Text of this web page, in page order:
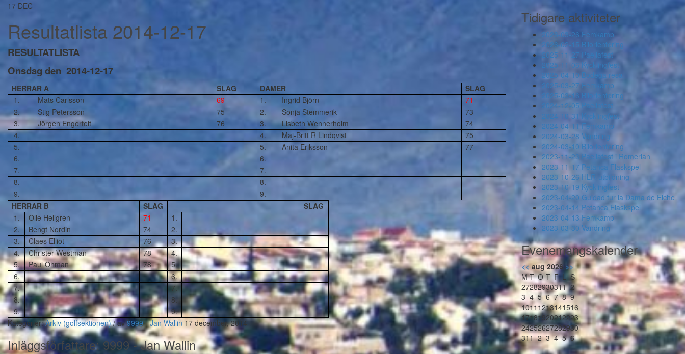
17 DEC
Resultatlista 2014-12-17
RESULTATLISTA
Onsdag den 2014-12-17
HERRAR A SLAG DAMER
SLAG
1.
Mats Carlsson 69 1. Ingrid Björn
71
2.
Stig Petersson 75 2. Sonja Stemmerik
73
3.
Jörgen Engerfelt 76 3. Lisbeth Wennerholm
74
4.
4. Maj-Britt R Lindqvist
75
5.
5. Anita Eriksson
77
6.
6.
7.
7.
8.
8.
9.
9.
HERRAR B
SLAG
SLAG
1.
Olle Hellgren 71
1.
2.
Bengt Nordin 74
2.
3.
Claes Elliot 76
3.
4.
Christer Westman 78
4.
5.
Paul Öhman 78
5.
6.
6.
7.
7.
8.
8.
9.
9.
Kategorier:Arkiv (golfsektionen) /av9999 - Jan Wallin 17 december, 2014
Inläggsförfattare:9999 - Jan Wallin
Tidigare aktiviteter
2026-03-26 Femkamp
2026-02-15 Bilorientering
2025-11-27 Paellafest
2025-11-06 Kycklingfest
2025-04-10 Bodega resa
2025-03-27 Femkamp
2025-03-16 Bilorientering
2024-12-05 Paellafest
2024-10-31 Kycklingfest
2024-04-11 Femkamp
2024-03-28 Vandring
2024-03-10 Bilorientering
2023-11-23 Paellafest i Romerian
2023-11-17 Petanca Flaskspel
2023-10-26 HLR-utbildning
2023-10-19 Kycklingfest
2023-04-20 Guidad tur la Dama de Elche
2023-04-14 Petanca Flaskspel
2023-04-13 Femkamp
2023-03-30 Vandring
Evenemangskalender
<< aug 2026 >>
M T O T F L S
27282930311 2
3 4 5 6 7 8 9
1011 1213141516
17181920212223
24252627282930
311 2 3 4 5 6